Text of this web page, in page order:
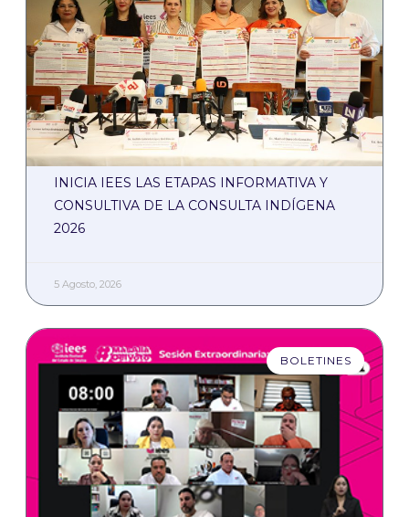
INICIA IEES LAS ETAPAS INFORMATIVA Y
CONSULTIVA DE LA CONSULTA INDÍGENA
2026
5 Agosto, 2026
BOLETINES